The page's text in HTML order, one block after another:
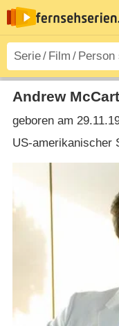
Andrew
geboren am
US-amerikanischer